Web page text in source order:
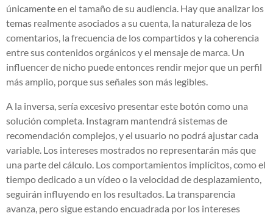
únicamente en el tamaño de su audiencia. Hay que analizar los
temas realmente asociados a su cuenta, la naturaleza de los
comentarios, la frecuencia de los compartidos y la coherencia
entre sus contenidos orgánicos y el mensaje de marca. Un
influencer de nicho puede entonces rendir mejor que un perfil
más amplio, porque sus señales son más legibles.
A la inversa, sería excesivo presentar este botón como una
solución completa. Instagram mantendrá sistemas de
recomendación complejos, y el usuario no podrá ajustar cada
variable. Los intereses mostrados no representarán más que
una parte del cálculo. Los comportamientos implícitos, como el
tiempo dedicado a un vídeo o la velocidad de desplazamiento,
seguirán influyendo en los resultados. La transparencia
avanza, pero sigue estando encuadrada por los intereses